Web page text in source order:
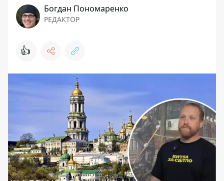
Богдан Пономаренко
РЕДАКТОР
👍